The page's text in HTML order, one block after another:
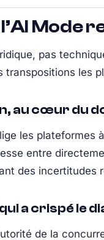
Mode
pas
transpositions les
au cœur du
les plateformes
entre
des incertitudes
a crispé le
de la